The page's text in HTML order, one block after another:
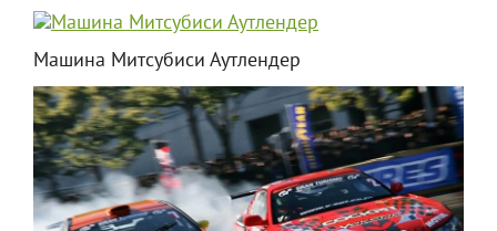
Машина Митсубиси Аутлендер